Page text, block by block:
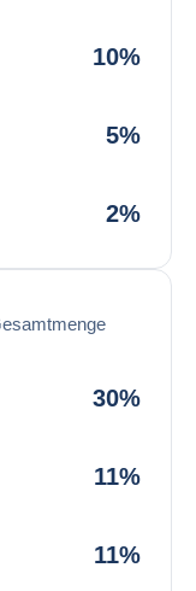
10%
5%
2%
30%
11%
11%